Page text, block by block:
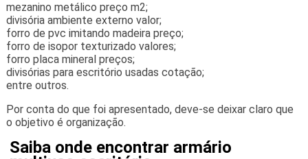
mezanino metálico preço m2;
divisória ambiente externo valor;
forro de pvc imitando madeira preço;
forro de isopor texturizado valores;
forro placa mineral preços;
divisórias para escritório usadas cotação;
entre outros.
Por conta do que foi apresentado, deve-se deixar claro que
o objetivo é organização.
Saiba onde encontrar armário